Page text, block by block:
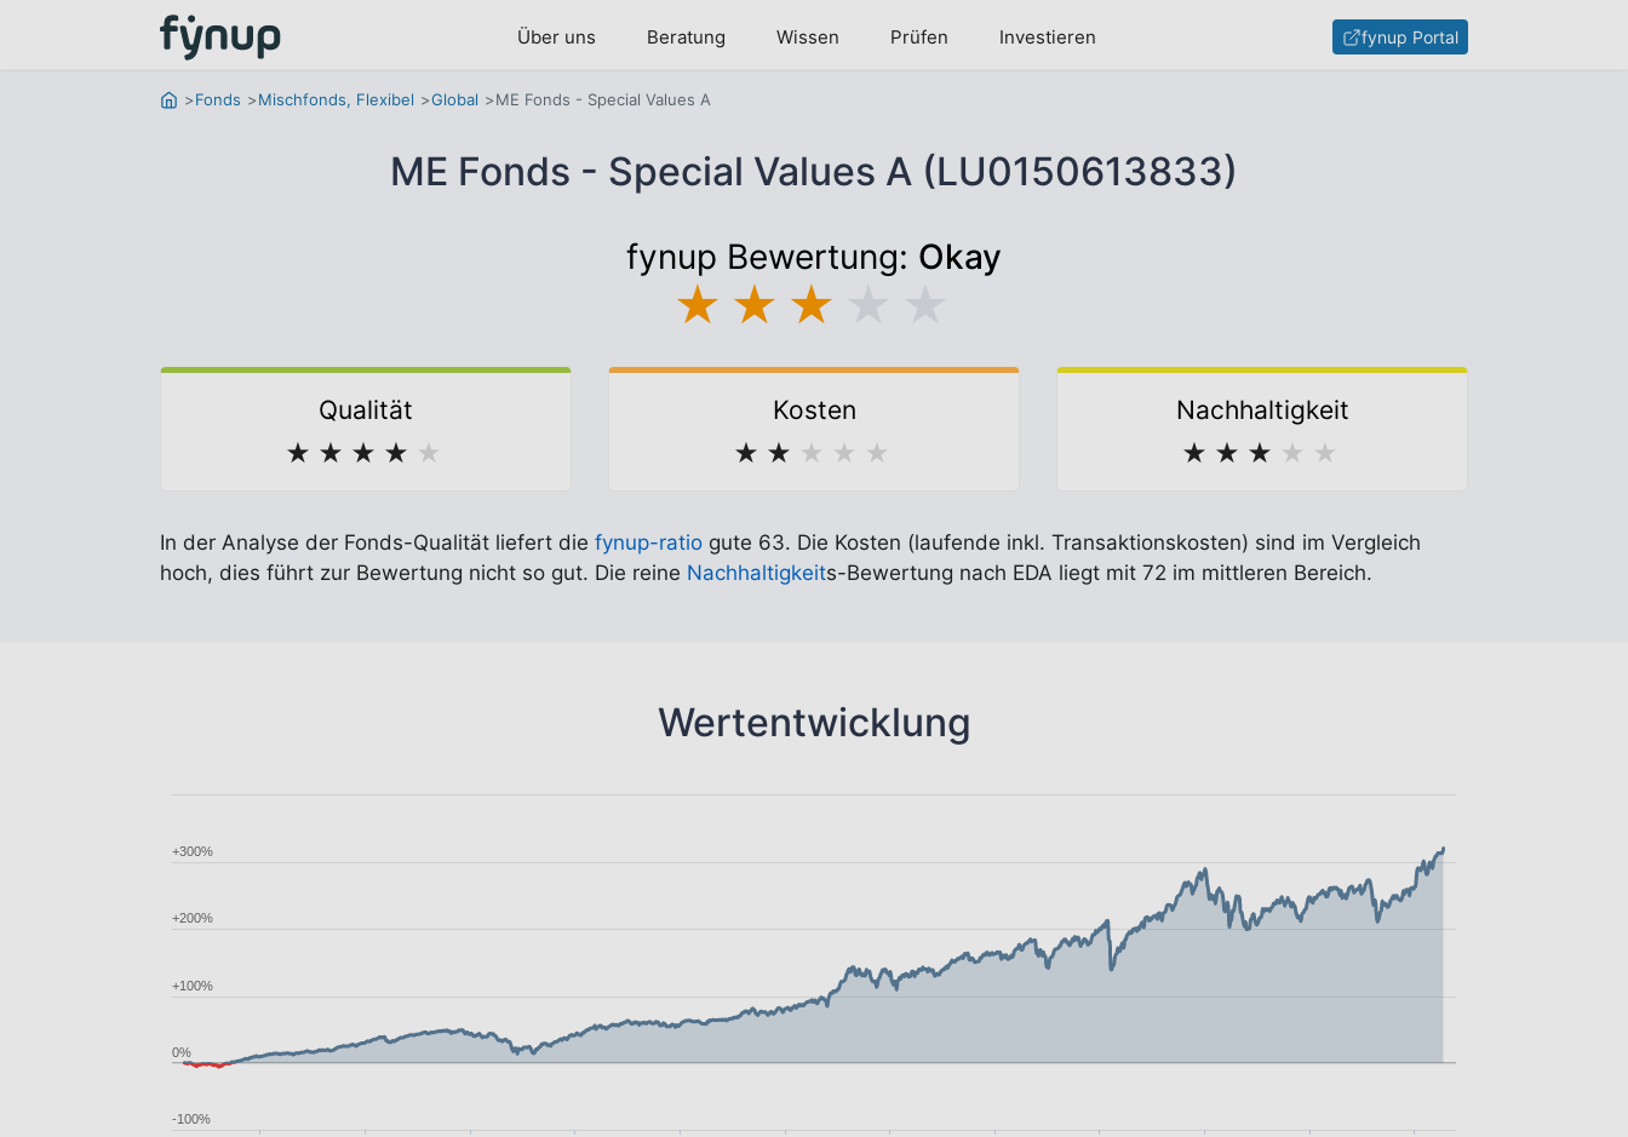
Über uns Beratung Wissen Prüfen Investieren fynup Portal
Fonds Mischfonds, Flexibel Global ME Fonds - Special Values A
ME Fonds - Special Values A (LU0150613833)
fynup Bewertung: Okay
★ ★ ★
Qualität
★ ★ ★ ★ ★
Kosten
★ ★ ★ ★ ★
Nachhaltigkeit
★ ★ ★ ★ ★
In der Analyse der Fonds-Qualität liefert die fynup-ratio gute 63. Die Kosten (laufende inkl. Transaktionskosten) sind im Vergleich
hoch, dies führt zur Bewertung nicht so gut. Die reine Nachhaltigkeits-Bewertung nach EDA liegt mit 72 im mittleren Bereich.
Wertentwicklung
-100%
0%
+100%
+200%
+300%